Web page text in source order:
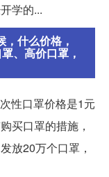
学的...
什么价格，
、高价口罩，
性口罩价格是1元
买口罩的措施，
放20万个口罩，